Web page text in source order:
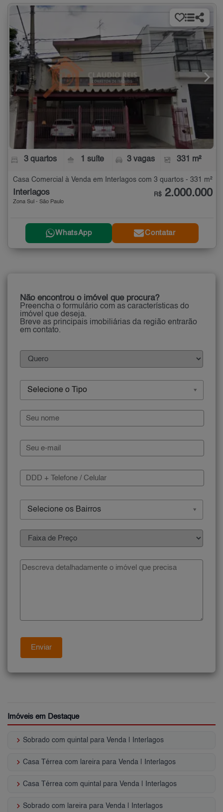
3 quartos 1 suíte 3 vagas 331 m²
Casa Comercial à Venda em Interlagos com 3 quartos - 331 m²
Interlagos
Zona Sul - São Paulo
R$ 2.000.000
WhatsApp Contatar
Não encontrou o imóvel que procura?
Preencha o formulário com as características do
imóvel que deseja.
Breve as principais imobiliárias da região entrarão
em contato.
Selecione o Tipo
Selecione os Bairros
Imóveis em Destaque
keyboard_arrow_right Sobrado com quintal para Venda | Interlagos
keyboard_arrow_right Casa Térrea com lareira para Venda | Interlagos
keyboard_arrow_right Casa Térrea com quintal para Venda | Interlagos
keyboard_arrow_right Sobrado com lareira para Venda | Interlagos